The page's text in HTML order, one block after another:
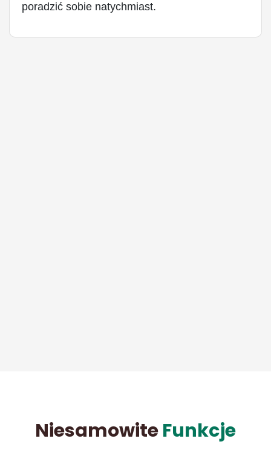
poradzić sobie natychmiast.
NiesamowiteFunkcje